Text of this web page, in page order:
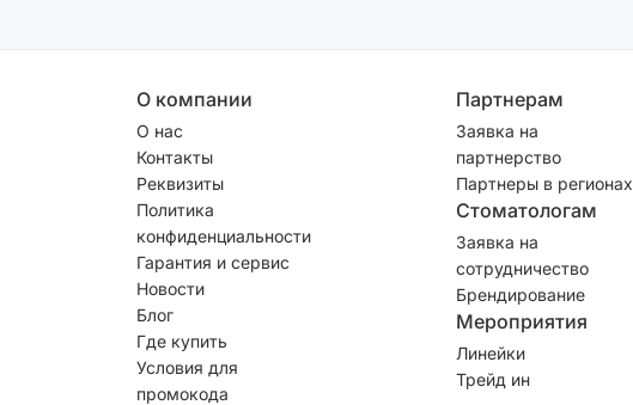
О компании
О нас
Контакты
Реквизиты
Политика
конфиденциальности
Гарантия и сервис
Новости
Блог
Где купить
Условия для
промокода
Партнерам
Заявка на
партнерство
Партнеры в регионах
Стоматологам
Заявка на
сотрудничество
Брендирование
Мероприятия
Линейки
Трейд ин